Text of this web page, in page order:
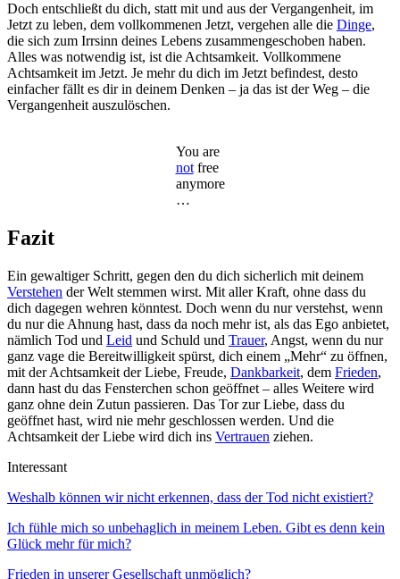
Doch entschließt du dich, statt mit und aus der Vergangenheit, im
Jetzt zu leben, dem vollkommenen Jetzt, vergehen alle die Dinge,
die sich zum Irrsinn deines Lebens zusammengeschoben haben.
Alles was notwendig ist, ist die Achtsamkeit. Vollkommene
Achtsamkeit im Jetzt. Je mehr du dich im Jetzt befindest, desto
einfacher fällt es dir in deinem Denken – ja das ist der Weg – die
Vergangenheit auszulöschen.
You are
notfree
anymore
…
Fazit
Ein gewaltiger Schritt, gegen den du dich sicherlich mit deinem
Verstehen der Welt stemmen wirst. Mit aller Kraft, ohne dass du
dich dagegen wehren könntest. Doch wenn du nur verstehst, wenn
du nur die Ahnung hast, dass da noch mehr ist, als das Ego anbietet,
nämlich Tod und Leid und Schuld und Trauer, Angst, wenn du nur
ganz vage die Bereitwilligkeit spürst, dich einem „Mehr“ zu öffnen,
mit der Achtsamkeit der Liebe, Freude, Dankbarkeit, dem Frieden,
dann hast du das Fensterchen schon geöffnet – alles Weitere wird
ganz ohne dein Zutun passieren. Das Tor zur Liebe, dass du
geöffnet hast, wird nie mehr geschlossen werden. Und die
Achtsamkeit der Liebe wird dich ins Vertrauen ziehen.
Interessant
Weshalb können wir nicht erkennen, dass der Tod nicht existiert?
Ich fühle mich so unbehaglich in meinem Leben. Gibt es denn kein
Glück mehr für mich?
Frieden in unserer Gesellschaft unmöglich?